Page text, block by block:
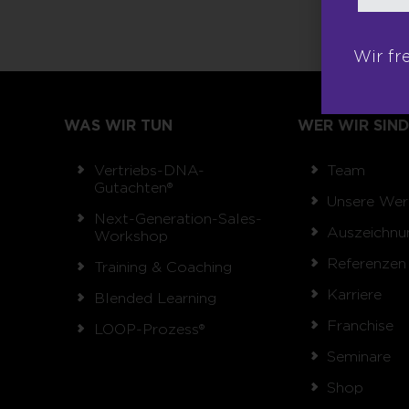
WAS WIR TUN
Vertriebs-DNA-
Gutachten®
Next-Generation-Sales-
Workshop
Training & Coaching
Blended Learning
LOOP-Prozess®
WER WIR SIND
Team
Unsere
Referenzen
Karriere
Franchise
Seminare
Shop
Wir